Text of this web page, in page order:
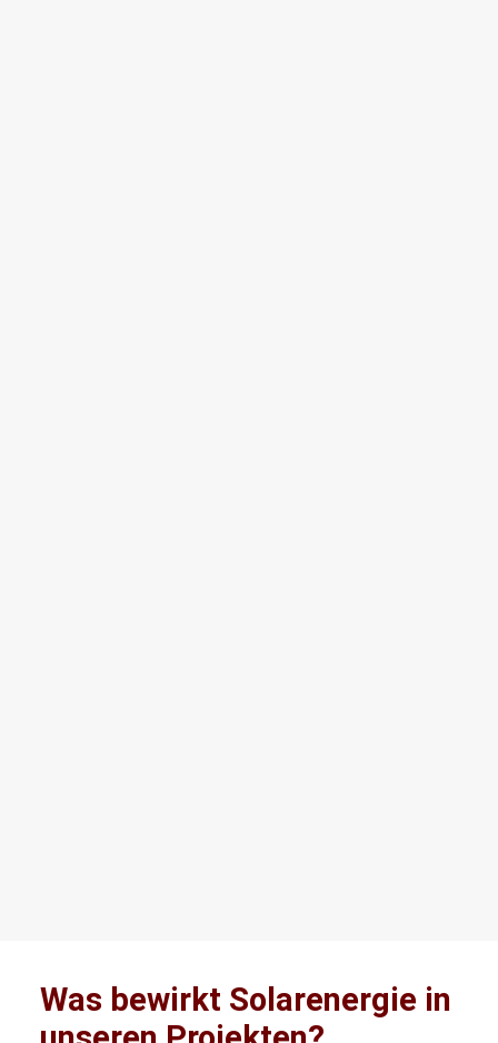
Was bewirkt Solarenergie in